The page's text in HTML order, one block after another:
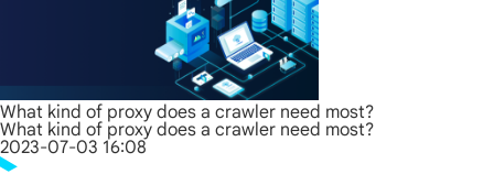
What kind of proxy does a crawler need most?
What kind of proxy does a crawler need most?
2023-07-03 16:08